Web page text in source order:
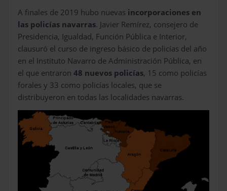
A finales de 2019 hubo nuevas incorporaciones en
las policías navarras. Javier Remírez, consejero de
Presidencia, Igualdad, Función Pública e Interior,
clausuró el curso de ingreso básico de policías del año
en el Instituto Navarro de Administración Pública, en
el que entraron 48 nuevos policías, 15 como policías
forales y 33 como policías locales, que se
distribuyeron en todas las localidades navarras.